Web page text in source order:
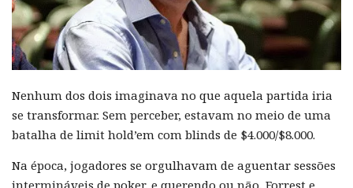
Nenhum dos dois imaginava no que aquela partida iria
se transformar. Sem perceber, estavam no meio de uma
batalha de limit hold’em com blinds de $4.000/$8.000.
Na época, jogadores se orgulhavam de aguentar sessões
intermináveis de poker, e querendo ou não, Forrest e